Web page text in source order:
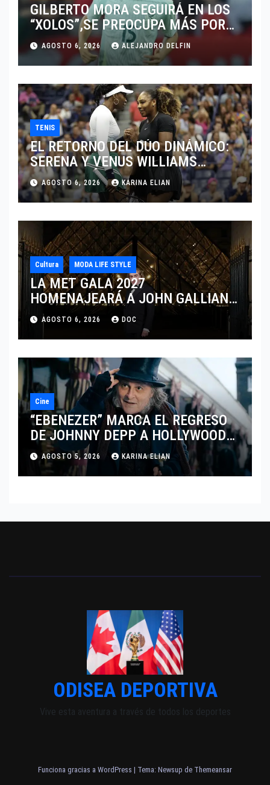
GILBERTO MORA SEGUIRÁ EN LOS
“XOLOS”,SE PREOCUPA MÁS POR
JUGAR EN SU EQUIPO.
AGOSTO 6, 2026 ALEJANDRO DELFIN
TENIS
EL RETORNO DEL DÚO DINÁMICO:
SERENA Y VENUS WILLIAMS
DISPUTARÁN LOS DOBLES EN
CINCINNATI 2026
AGOSTO 6, 2026 KARINA ELIAN
Cultura MODA LIFE STYLE
LA MET GALA 2027
HOMENAJEARÁ A JOHN GALLIANO
MARCANDO EL REGRESO DEL REY
DEL DRAMATISMO
AGOSTO 6, 2026 DOC
Cine
“EBENEZER” MARCA EL REGRESO
DE JOHNNY DEPP A HOLLYWOOD
TRAS SU PASO POR EL CINE
INDEPENDIENTE EUROPEO
AGOSTO 5, 2026 KARINA ELIAN
ODISEA DEPORTIVA
Vive esta aventura a través de todos los deportes
Funciona gracias a WordPress | Tema: Newsup de Themeansar